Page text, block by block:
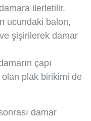
ilerletilir.
ucundaki balon,
şişirilerek damar
çapı
plak birikimi de
damar